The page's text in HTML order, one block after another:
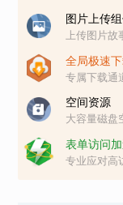
图片上传
上传图片
全局极速
专属下载通
空间资源
大容量磁盘
表单访问
专业应对高